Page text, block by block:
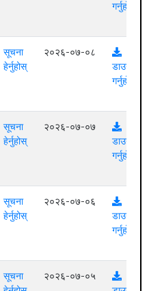
गर्नुहोस्
सूचना
हेर्नुहोस्
२०२६-०७-०८
डाउनलोड
गर्नुहोस्
सूचना
हेर्नुहोस्
२०२६-०७-०७
डाउनलोड
गर्नुहोस्
सूचना
हेर्नुहोस्
२०२६-०७-०६
डाउनलोड
गर्नुहोस्
सूचना
२०२६-०७-०५